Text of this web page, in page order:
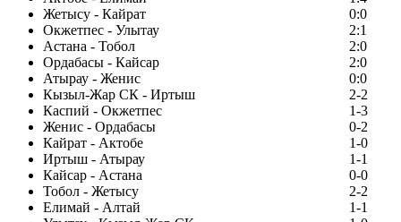
Жетысу - Кайрат
0:0
Окжетпес - Улытау
2:1
Астана - Тобол
2:0
Ордабасы - Кайсар
2:0
Атырау - Женис
0:0
Кызыл-Жар СК - Иртыш
2-2
Каспий - Окжетпес
1-3
Женис - Ордабасы
0-2
Кайрат - Актобе
1-0
Иртыш - Атырау
1-1
Кайсар - Астана
0-0
Тобол - Жетысу
2-2
Елимай - Алтай
1-1